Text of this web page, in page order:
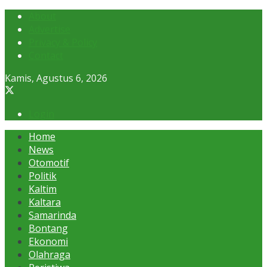
Kamis, Agustus 6, 2026
Home
News
Otomotif
Politik
Kaltim
Kaltara
Samarinda
Bontang
Ekonomi
Olahraga